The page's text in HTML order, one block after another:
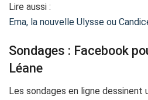
Lire aussi :
Ema, la nouvelle Ulysse ou
Sondages : Facebook
Léane
Les sondages en ligne dessinent